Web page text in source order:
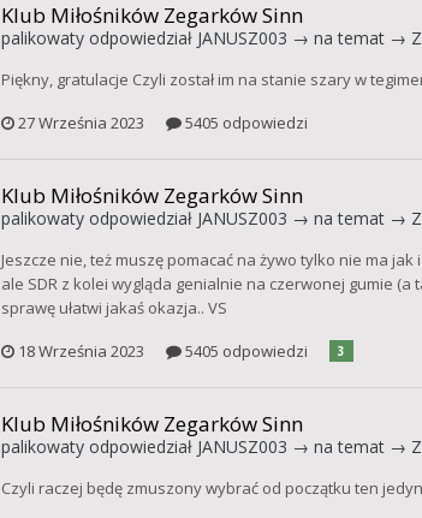
Klub Miłośników Zegarków Sinn
palikowatyodpowiedział JANUSZ003 → na temat →
Piękny, gratulacje Czyli został im na stanie szary w
27 Września 2023
5405 odpowiedzi
Klub Miłośników Zegarków Sinn
palikowatyodpowiedział JANUSZ003 → na temat →
Jeszcze nie, też muszę pomacać na żywo tylko nie ma
ale SDR z kolei wygląda genialnie na czerwonej gumie
sprawę ułatwi jakaś okazja.. VS
18 Września 2023
5405 odpowiedzi 3
Klub Miłośników Zegarków Sinn
palikowatyodpowiedział JANUSZ003 → na temat →
Czyli raczej będę zmuszony wybrać od początku ten